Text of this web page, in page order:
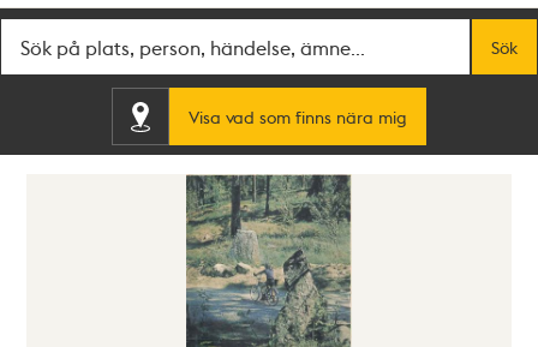
Sök
Visa vad som finns nära mig